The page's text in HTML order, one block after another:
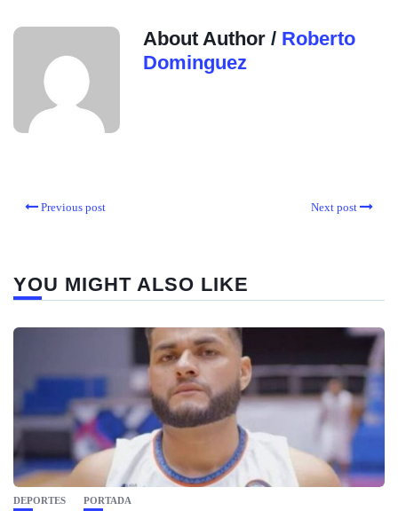
About Author / Roberto
Dominguez
Previous post Next post
YOU MIGHT ALSO LIKE
DEPORTES PORTADA